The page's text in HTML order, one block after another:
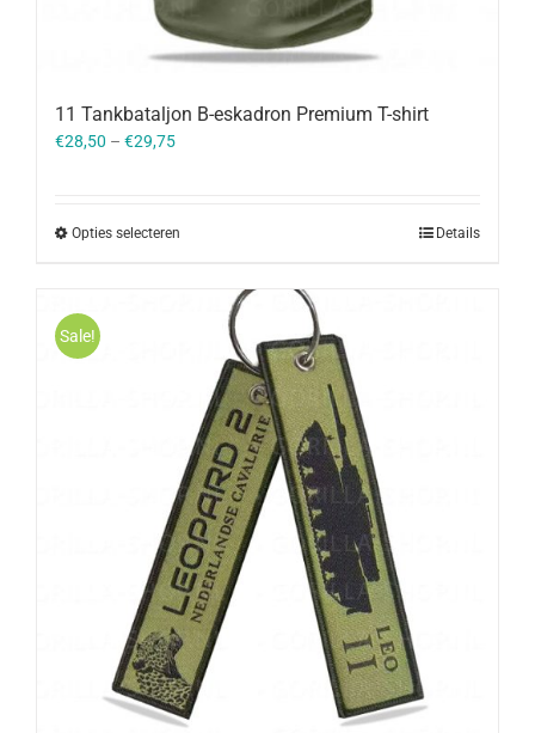
11 Tankbataljon B-eskadron Premium T-shirt
€28,50 – €29,75
Opties selecteren Details
Sale!